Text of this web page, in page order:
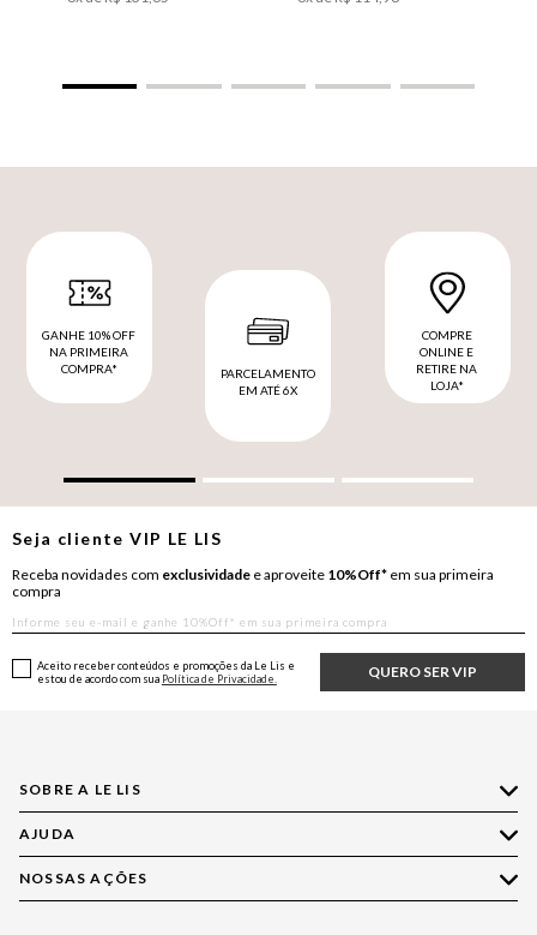
GANHE 10% OFF
NA PRIMEIRA
COMPRA*
PARCELAMENTO
EM ATÉ 6X
COMPRE
ONLINE E
RETIRE NA
LOJA*
Seja clienteVIP LE LIS
Receba novidades com exclusividade e aproveite 10%Off* em sua primeira
compra
QUERO SER VIP
Aceito receber conteúdos e promoções da Le Lis e
estou de acordo com sua Política de Privacidade.
SOBRE A LE LIS
Quem Somos
Nossas Lojas
AJUDA
Compre pelo WhatsApp
NOSSAS AÇÕES